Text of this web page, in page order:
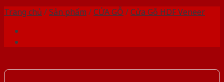
Trang chủ /Sản phẩm /CỬA GỖ /Cửa Gỗ HDF Veneer